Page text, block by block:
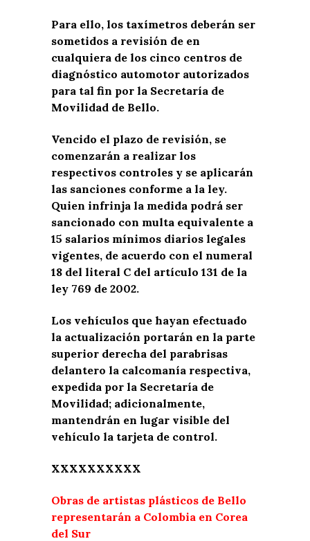
Para ello, los taxímetros deberán ser
sometidos a revisión de en
cualquiera de los cinco centros de
diagnóstico automotor autorizados
para tal fin por la Secretaría de
Movilidad de Bello.
Vencido el plazo de revisión, se
comenzarán a realizar los
respectivos controles y se aplicarán
las sanciones conforme a la ley.
Quien infrinja la medida podrá ser
sancionado con multa equivalente a
15 salarios mínimos diarios legales
vigentes, de acuerdo con el numeral
18 del literal C del artículo 131 de la
ley 769 de 2002.
Los vehículos que hayan efectuado
la actualización portarán en la parte
superior derecha del parabrisas
delantero la calcomanía respectiva,
expedida por la Secretaría de
Movilidad; adicionalmente,
mantendrán en lugar visible del
vehículo la tarjeta de control.
XXXXXXXXXX
Obras de artistas plásticos de Bello
representarán a Colombia en Corea
del Sur